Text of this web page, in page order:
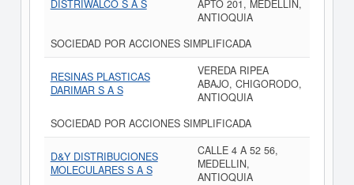
DISTRIWALCO S A S
APTO 201, MEDELLIN,
ANTIOQUIA
SOCIEDAD POR ACCIONES SIMPLIFICADA
RESINAS PLASTICAS
DARIMAR S A S
VEREDA RIPEA
ABAJO, CHIGORODO,
ANTIOQUIA
SOCIEDAD POR ACCIONES SIMPLIFICADA
D&Y DISTRIBUCIONES
MOLECULARES S A S
CALLE 4 A 52 56,
MEDELLIN,
ANTIOQUIA